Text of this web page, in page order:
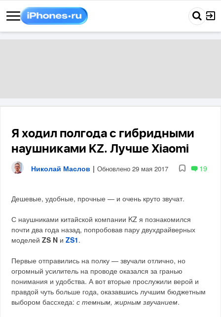
Я ходил полгода с гибридными
наушниками KZ. Лучше Xiaomi
Николай Маслов | Обновлено 29 мая 2017 19
Дешевые, удобные, прочные — и очень круто звучат.
С наушниками китайской компании KZ я познакомился
почти два года назад, попробовав пару двухдрайверных
моделейZS N иZS1.
Первые отправились на полку — звучали отлично, но
огромный усилитель на проводе оказался за гранью
понимания и удобства. А вот вторые прослужили верой и
правдой чуть больше года, оказавшись лучшим бюджетным
выбором бассхеда:с темным, жирным звучанием.